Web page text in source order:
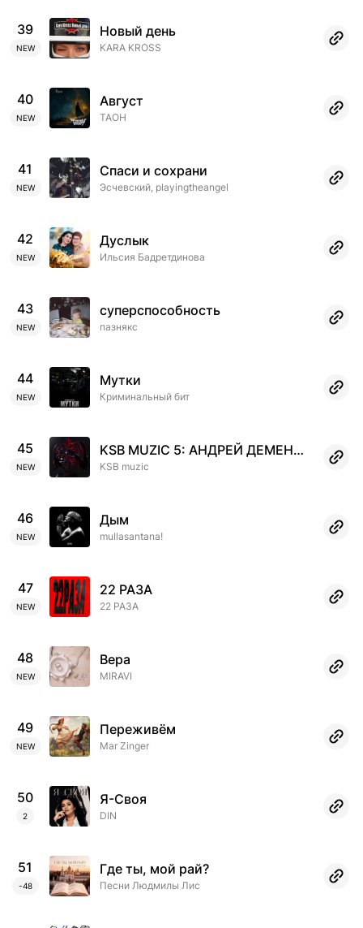
Аналитика
39
NEW
Новый день
KARA KROSS
40
NEW
Август
ТАОН
41
NEW
Спаси и сохрани
Эсчевский, playingtheangel
42
NEW
Дуслык
Ильсия Бадретдинова
43
NEW
суперспособность
пазнякс
44
NEW
Мутки
Криминальный бит
45
NEW
KSB MUZIC 5: АНДРЕЙ ДЕМЕНТЬЕВ
KSB muzic
46
NEW
Дым
mullasantana!
47
NEW
22 РАЗА
22 РАЗА
48
NEW
Вера
MIRAVI
49
NEW
Переживём
Mar Zinger
50
2
Я-Своя
DIN
51
-48
Где ты, мой рай?
Песни Людмилы Лис